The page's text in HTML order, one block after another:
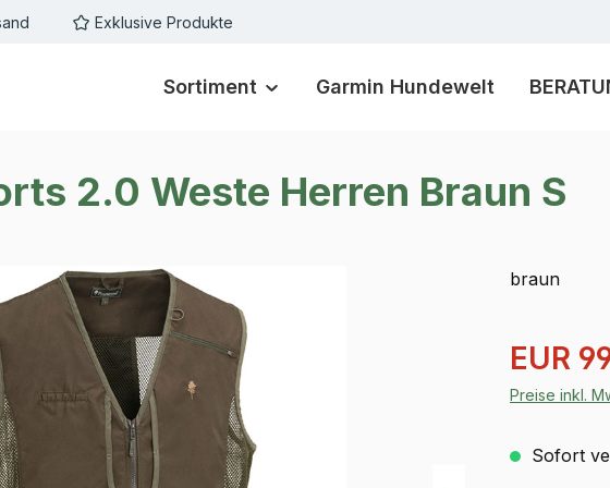
Exklusive Produkte
Sortiment Garmin Hundewelt
2.0 Weste Herren Braun S
braun
EUR
Preise inkl.
Sofort